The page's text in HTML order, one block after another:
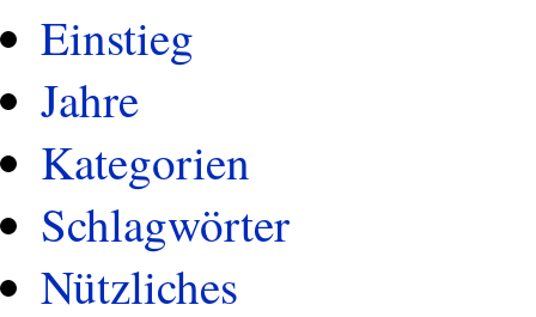
Einstieg
Jahre
Kategorien
Schlagwörter
Nützliches